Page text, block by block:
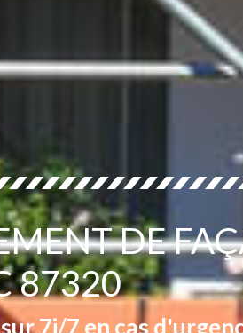
DE
87320
7j/7 en cas